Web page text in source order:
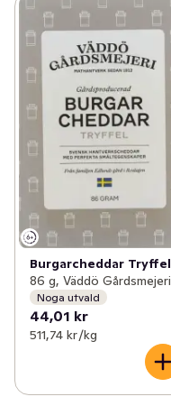
Burgarcheddar Tryffel
86 g, Väddö Gårdsmejeri
Noga utvald
44,01 kr
511,74 kr /kg